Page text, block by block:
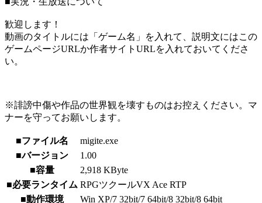
歓迎します！
動画のタイトルには「ゲーム名」を入れて、説明文にはこの
ゲームページURLか作者サイトURLを入れておいてくださ
い。
※誹謗中傷や作品の世界観を壊すものはお控えください。マ
ナーを守ってお願いします。
■ファイル名
migite.exe
■バージョン
1.00
■容量
2,918 KByte
■必要ランタイム RPGツクールVX Ace RTP
■動作環境
Win XP/7 32bit/7 64bit/8 32bit/8 64bit